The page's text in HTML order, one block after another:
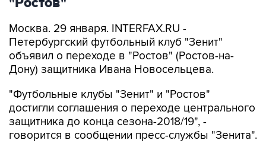
Москва. 29 января. INTERFAX.RU -
Петербургский футбольный клуб "Зенит"
объявил о переходе в "Ростов" (Ростов-на-
Дону) защитника Ивана Новосельцева.
"Футбольные клубы "Зенит" и "Ростов"
достигли соглашения о переходе центрального
защитника до конца сезона-2018/19", -
говорится в сообщении пресс-службы "Зенита".